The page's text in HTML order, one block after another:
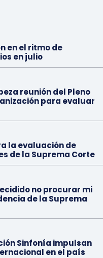
en el ritmo de
en julio
reunión del Pleno
para evaluar
la evaluación de
de la Suprema Corte
no procurar mi
de la Suprema
Sinfonía impulsan
en el país